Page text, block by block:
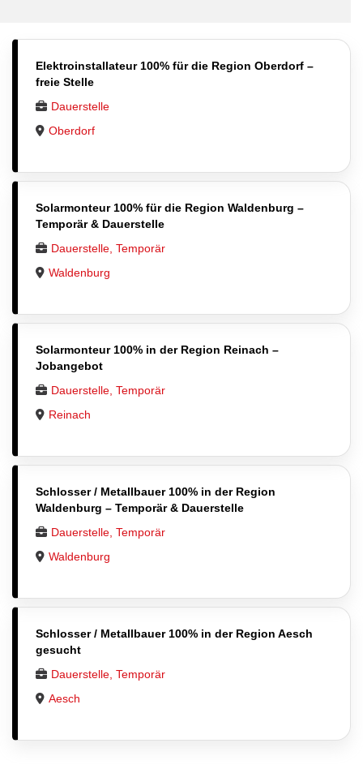
Elektroinstallateur 100% für die Region Oberdorf –
freie Stelle
Dauerstelle
Oberdorf
Solarmonteur 100% für die Region Waldenburg –
Temporär & Dauerstelle
Dauerstelle, Temporär
Waldenburg
Solarmonteur 100% in der Region Reinach –
Jobangebot
Dauerstelle, Temporär
Reinach
Schlosser / Metallbauer 100% in der Region
Waldenburg – Temporär & Dauerstelle
Dauerstelle, Temporär
Waldenburg
Schlosser / Metallbauer 100% in der Region Aesch
gesucht
Dauerstelle, Temporär
Aesch